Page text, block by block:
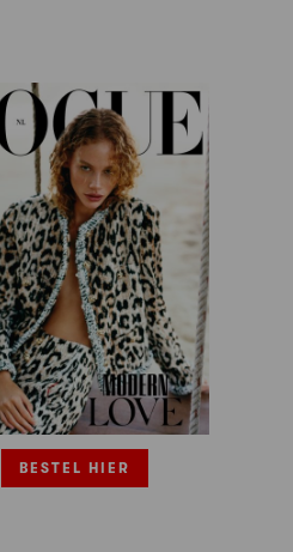
BESTEL HIER